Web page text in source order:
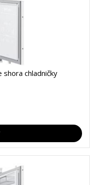
shora chladničky